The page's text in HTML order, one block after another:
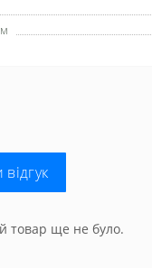
товар ще не було.